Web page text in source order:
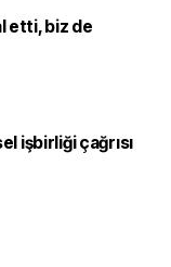
etti, biz de
işbirliği çağrısı